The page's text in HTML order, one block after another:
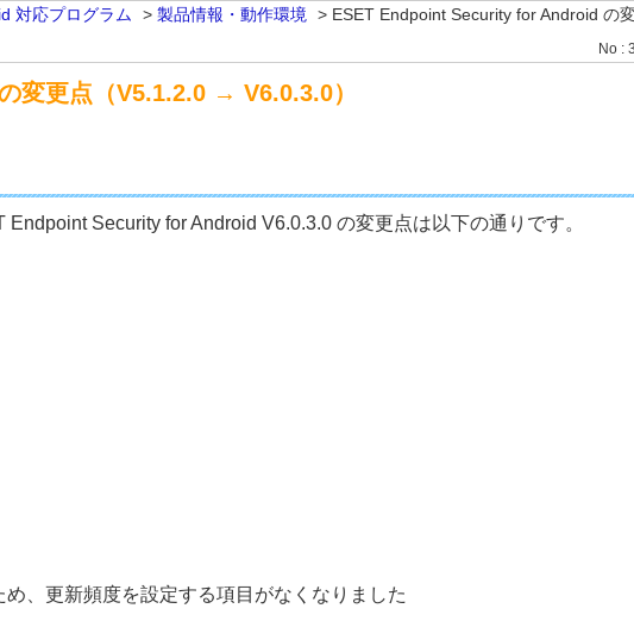
対応プログラム > 製品情報・動作環境 > ESET Endpoint Security for Android の
No :
更点（V5.1.2.0 → V6.0.3.0）
Security for Android V6.0.3.0 の変更点は以下の通りです。
、更新頻度を設定する項目がなくなりました